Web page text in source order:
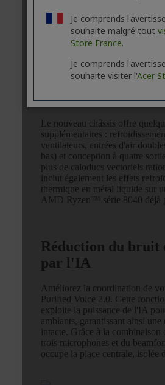
Je comprends
souhaite malgré tout
Store France.
Je comprends
souhaite visiter l'Acer